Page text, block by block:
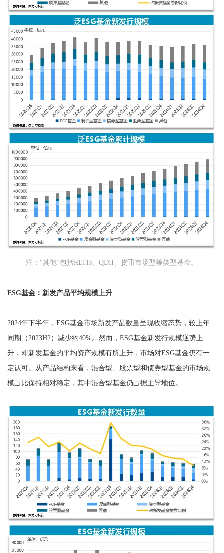
注：“其他”包括REITs、QDII、货币市场型等类型基金。
ESG基金：新发产品平均规模上升
2024年下半年，ESG基金市场新发产品数量呈现收缩态势，较上年
同期（2023H2）减少约40%。然而，ESG基金新发行规模逆势上
升，即新发基金的平均资产规模有所上升，市场对ESG基金仍有一
定认可。从产品结构来看，混合型、股票型和债券型基金的市场规
模占比保持相对稳定，其中混合型基金仍占据主导地位。